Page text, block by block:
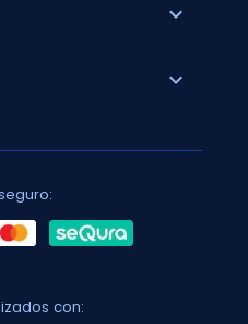
expand_more
expand_more
con: